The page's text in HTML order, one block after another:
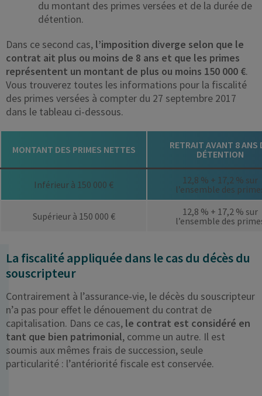
du montant des primes versées et de la durée de
détention.
Dans ce second cas, l’imposition diverge selon que le
contrat ait plus ou moins de 8 ans et que les primes
représentent un montant de plus ou moins 150 000 €.
Vous trouverez toutes les informations pour la fiscalité
des primes versées à compter du 27 septembre 2017
dans le tableau ci-dessous.
MONTANT DES PRIMES NETTES
RETRAIT AVANT 8 ANS
DÉTENTION
Inférieur à 150 000 €
12,8 % + 17,2 % sur
l’ensemble des
Supérieur à 150 000 €
12,8 % + 17,2 % sur
l’ensemble des
La fiscalité appliquée dans le cas du décès du
souscripteur
Contrairement à l’assurance-vie, le décès du souscripteur
n’a pas pour effet le dénouement du contrat de
capitalisation. Dans ce cas, le contrat est considéré en
tant que bien patrimonial, comme un autre. Il est
soumis aux mêmes frais de succession, seule
particularité : l’antériorité fiscale est conservée.